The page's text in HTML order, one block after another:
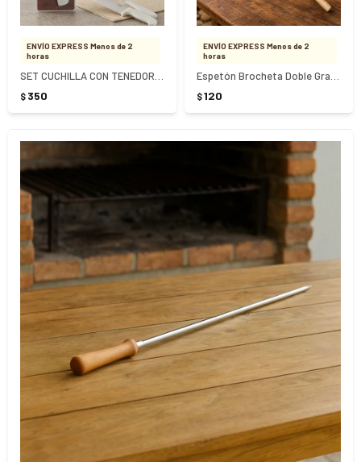
ENVÍO EXPRESS Menos de 2
horas
$ 350
ENVÍO EXPRESS Menos de 2
horas
$120